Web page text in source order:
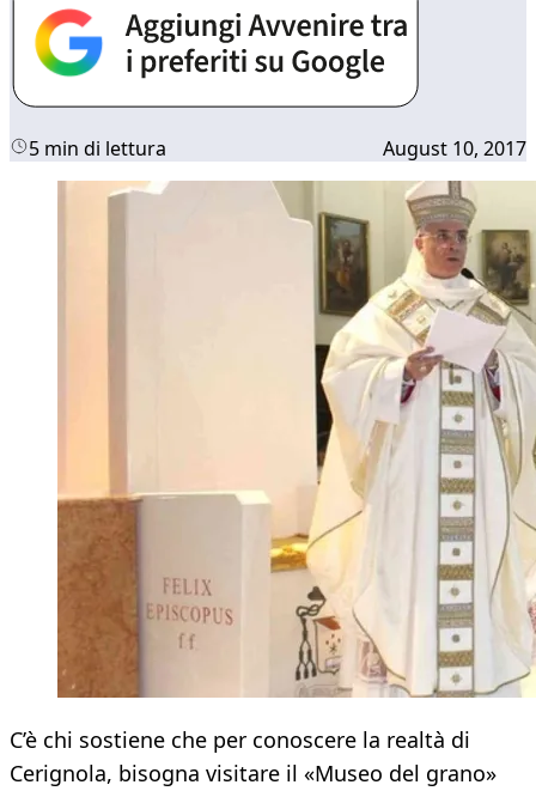
5 min di lettura August 10, 2017
C’è chi sostiene che per conoscere la realtà di
Cerignola, bisogna visitare il «Museo del grano»